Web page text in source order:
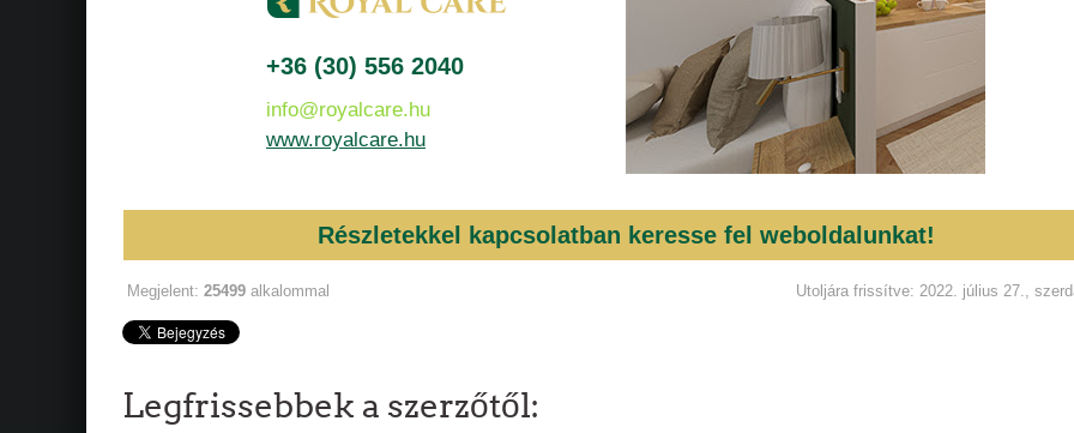
+36 (30) 556 2040
info@royalcare.hu
www.royalcare.hu
Részletekkel kapcsolatban keresse fel weboldalunkat!
Megjelent: 25499 alkalommal Utoljára frissítve: 2022. július 27.,
Legfrissebbek a szerzőtől: